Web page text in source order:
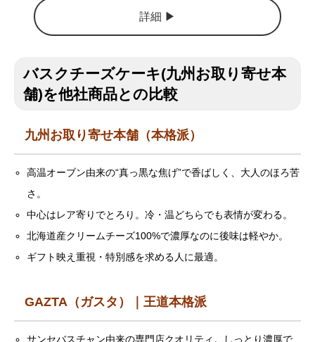
詳細 ▶︎
バスクチーズケーキ(九州お取り寄せ本
舗)を他社商品との比較
九州お取り寄せ本舗（本格派）
高温オーブン由来の“真っ黒な焦げ”で香ばしく、大人のほろ苦
さ。
中心はレア寄りでとろり。冷・温どちらでも表情が変わる。
北海道産クリームチーズ100%で濃厚なのに後味は軽やか。
ギフト映え重視・特別感を求める人に最適。
GAZTA（ガスタ）｜王道本格派
サンセバスチャン由来の専門店クオリティ。しっとり濃厚で